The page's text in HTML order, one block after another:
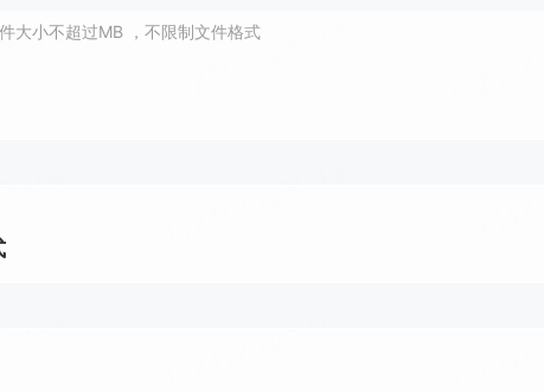
大小不超过MB ，不限制文件格式